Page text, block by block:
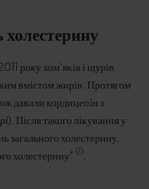
холестерину
року хом'яків і щурів
вмістом жирів. Протягом
давали кордицепін з
). Після такого лікування у
загального холестерину,
холестерину"
.